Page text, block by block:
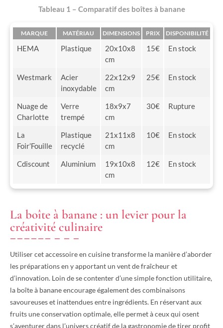
Tableau 1 – Comparatif des boîtes à banane
MARQUE MATÉRIAU DIMENSIONS PRIX DISPONIBILITÉ
HEMA Plastique
20x10x8
cm
15€ En stock
Westmark
Acier
inoxydable
22x12x9
cm
25€ En stock
Nuage de
Charlotte
Verre
trempé
18x9x7
cm
30€ Rupture
La
Foir’Fouille
Plastique
recyclé
21x11x8
cm
10€ En stock
Cdiscount Aluminium
19x10x8
cm
12€ En stock
La boîte à banane : un levier pour la
créativité culinaire
Utiliser cet accessoire en cuisine transforme la manière d’aborder
les préparations en y apportant un vent de fraîcheur et
d’innovation. Loin de se contenter d’une simple fonction utilitaire,
la boîte à banane encourage également des combinaisons
savoureuses et inattendues entre ingrédients. En réservant aux
fruits une conservation optimale, elle permet à ceux qui osent
s’aventurer dans l’univers créatif de la gastronomie de tirer profit